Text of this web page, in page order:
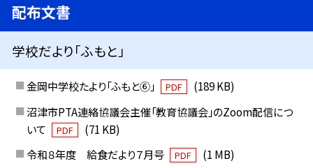
配布文書
学校だより「ふもと」
金岡中学校たより「ふもと⑥」 PDF
(189 KB)
沼津市PTA連絡協議会主催「教育協議会」のZoom配信につ
いて
PDF
(71 KB)
令和８年度 給食だより７月号
PDF
(1 MB)